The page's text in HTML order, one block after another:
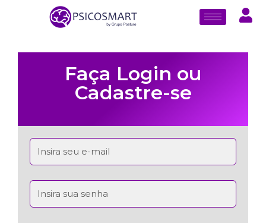
Faça Login ou
Cadastre-se